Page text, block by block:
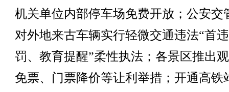
机关单位内部停车场免费开放；公安交
对外地来古车辆实行轻微交通违法“首
罚、教育提醒”柔性执法；各景区推出
免票、门票降价等让利举措；开通高铁